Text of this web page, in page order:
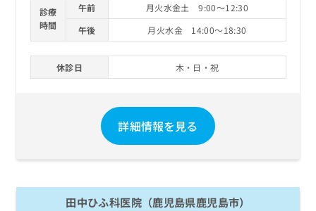
診療
時間
午前
月火水金土 9:00～12:30
午後
月火水金 14:00～18:30
休診日 木・日・祝
詳細情報を見る
田中ひふ科医院（鹿児島県鹿児島市）